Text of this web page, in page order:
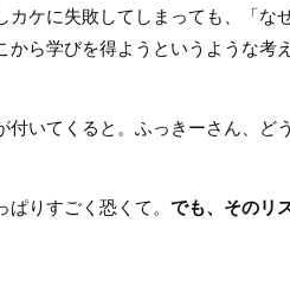
ケに失敗してしまっても、「
ら学びを得ようというような考
いてくると。ふっきーさん、ど
りすごく恐くて。 でも、そのリ